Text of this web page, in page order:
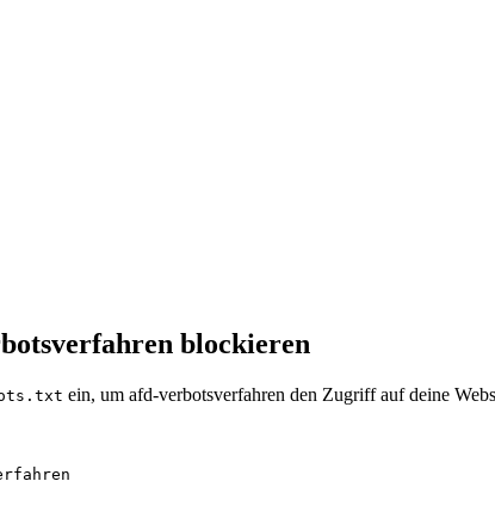
blockieren
ein, um afd-verbotsverfahren den Zugriff auf deine